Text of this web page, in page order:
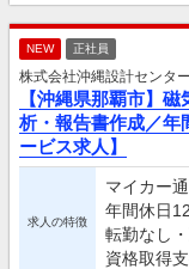
NEW 正社員
株式会社沖縄設計センター
【沖縄県那覇市】
析・報告書作成／年
ービス求人】
求人の特徴
マイカー
年間休日
転勤なし
資格取得